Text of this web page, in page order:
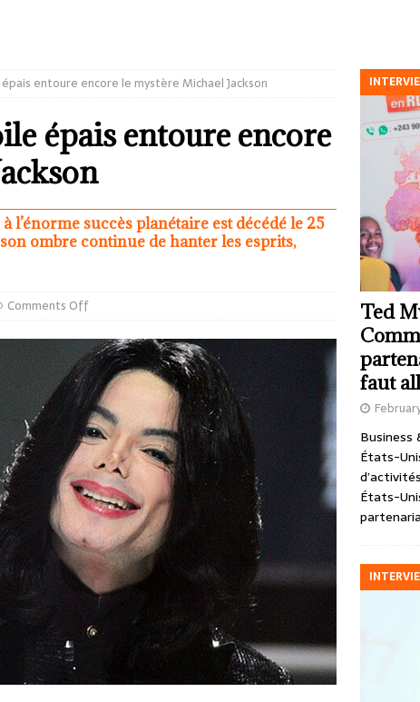
entoure encore le mystère Michael Jackson
épais entoure encore
l’énorme succès planétaire est décédé le 25
ombre continue de hanter les esprits,
Comments Off
Ted
faut
Business
États-
États-